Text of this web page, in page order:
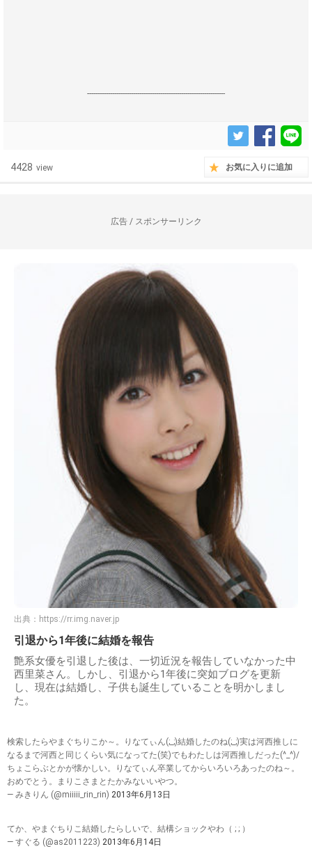
------------------------------------------------------------------
4428 view お気に入りに追加
広告 / スポンサーリンク
出典： https://rr.img.naver.jp
引退から1年後に結婚を報告
艶系女優を引退した後は、一切近況を報告していなかった中
西里菜さん。しかし、引退から1年後に突如ブログを更新
し、現在は結婚し、子供も誕生していることを明かしまし
た。
検索したらやまぐちりこか～。りなてぃん(;_;)結婚したのね(;_;)実は河西推しに
なるまで河西と同じくらい気になってた(笑)でもわたしは河西推しだった(^_^)/
ちょこらぶとかが懐かしい。りなてぃん卒業してからいろいろあったのね～。
おめでとう。まりこさまとたかみないいやつ。
— みきりん (@miiiii_rin_rin) 2013年6月13日
てか、やまぐちりこ結婚したらしいで、結構ショックやわ（ ; ; ）
— すぐる (@as2011223) 2013年6月14日